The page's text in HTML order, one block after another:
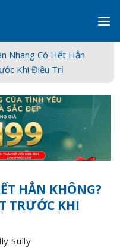
Nhang Có Hết Hẳn
Khi Điều Trị
HẲN KHÔNG?
TRƯỚC KHI
Sully